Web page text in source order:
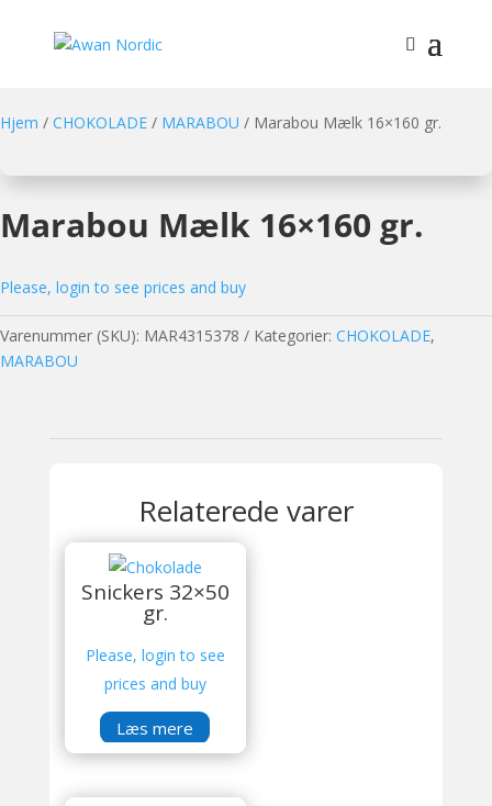
Hjem / CHOKOLADE / MARABOU / Marabou Mælk 16×160 gr.
Marabou Mælk 16×160 gr.
Please, login to see prices and buy
Varenummer (SKU): MAR4315378 Kategorier: CHOKOLADE,
MARABOU
Relaterede varer
Snickers 32×50
gr.
Please, login to see
prices and buy
Læs mere